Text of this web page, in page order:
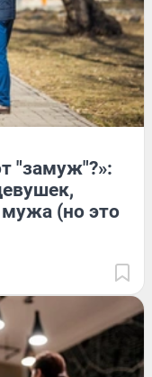
"замуж"?»:
(но это